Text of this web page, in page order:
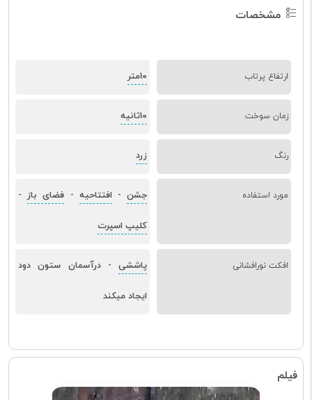
مشخصات
ارتفاع پرتاب 10متر
زمان سوخت 10ثانیه
رنگ زرد
مورد استفاده جشن- افتتاحیه - فضای باز -
کلیپ اسپرت
افکت نورافشانی پاششی -درآسمان ستون دود
ایجاد میکند
فیلم